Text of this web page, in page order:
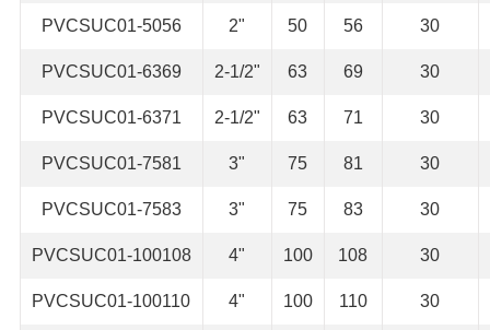
PVCSUC01-5056 2" 50 56 30
PVCSUC01-6369 2-1/2" 63 69 30
PVCSUC01-6371 2-1/2" 63 71 30
PVCSUC01-7581 3" 75 81 30
PVCSUC01-7583 3" 75 83 30
PVCSUC01-100108 4" 100 108 30
PVCSUC01-100110 4" 100 110 30